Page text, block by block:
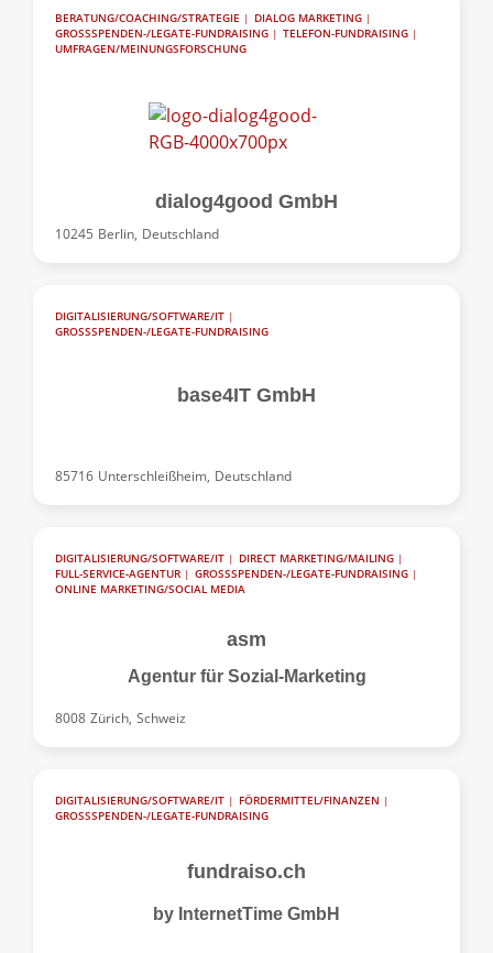
BERATUNG/COACHING/STRATEGIE | DIALOG MARKETING |
GROSSSPENDEN-/LEGATE-FUNDRAISING
| TELEFON-FUNDRAISING |
UMFRAGEN/MEINUNGSFORSCHUNG
dialog4good GmbH
10245 Berlin, Deutschland
DIGITALISIERUNG/SOFTWARE/IT |
GROSSSPENDEN-/LEGATE-FUNDRAISING
base4IT GmbH
85716 Unterschleißheim, Deutschland
DIGITALISIERUNG/SOFTWARE/IT | DIRECT MARKETING/MAILING |
FULL-SERVICE-AGENTUR | GROSSSPENDEN-/LEGATE-FUNDRAISING
|
ONLINE MARKETING/SOCIAL MEDIA
asm
Agentur für Sozial-Marketing
8008 Zürich, Schweiz
DIGITALISIERUNG/SOFTWARE/IT | FÖRDERMITTEL/FINANZEN |
GROSSSPENDEN-/LEGATE-FUNDRAISING
fundraiso.ch
by InternetTime GmbH